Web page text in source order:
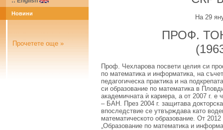
Новини
Прочетете още »
На 29
ПРОФ.
Проф. Чехларова посвети целия си
по математика и информатика, на
педагогическа практика и на
си образование по математика в
академичната ѝ кариера, а от 2007 г. е
– БАН. През 2004 г. защитава
впоследствие се утвърждава като
математическото образование. От
„Образование по математика и